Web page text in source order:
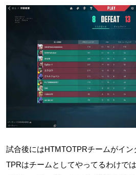
試合後にはHTMTOTPRチームがイ
TPRはチームとしてやってるわけで